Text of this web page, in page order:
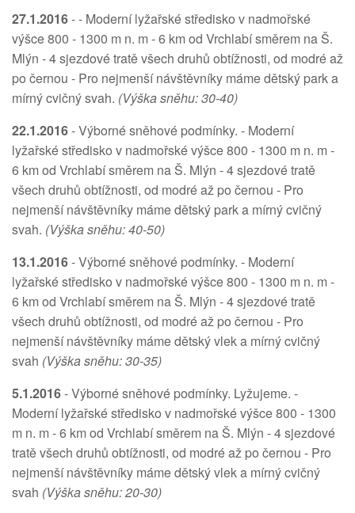
27.1.2016- - Moderní lyžařské středisko v nadmořské
výšce 800 - 1300 m n. m - 6 km od Vrchlabí směrem na Š.
Mlýn - 4 sjezdové tratě všech druhů obtížnosti, od modré až
po černou - Pro nejmenší návštěvníky máme dětský park a
mírný cvičný svah. (Výška sněhu: 30-40)
22.1.2016- Výborné sněhové podmínky. - Moderní
lyžařské středisko v nadmořské výšce 800 - 1300 m n. m -
6 km od Vrchlabí směrem na Š. Mlýn - 4 sjezdové tratě
všech druhů obtížnosti, od modré až po černou - Pro
nejmenší návštěvníky máme dětský park a mírný cvičný
svah. (Výška sněhu: 40-50)
13.1.2016- Výborné sněhové podmínky. - Moderní
lyžařské středisko v nadmořské výšce 800 - 1300 m n. m -
6 km od Vrchlabí směrem na Š. Mlýn - 4 sjezdové tratě
všech druhů obtížnosti, od modré až po černou - Pro
nejmenší návštěvníky máme dětský vlek a mírný cvičný
svah (Výška sněhu: 30-35)
5.1.2016- Výborné sněhové podmínky. Lyžujeme. -
Moderní lyžařské středisko v nadmořské výšce 800 - 1300
m n. m - 6 km od Vrchlabí směrem na Š. Mlýn - 4 sjezdové
tratě všech druhů obtížnosti, od modré až po černou - Pro
nejmenší návštěvníky máme dětský vlek a mírný cvičný
svah (Výška sněhu: 20-30)